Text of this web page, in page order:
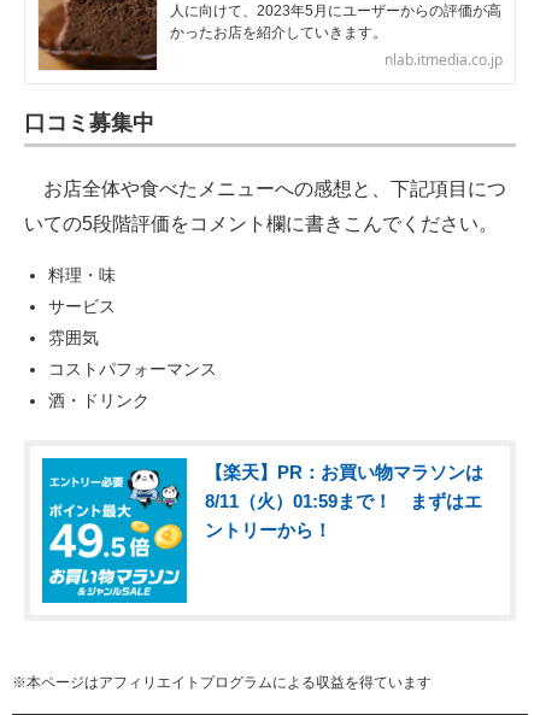
人に向けて、2023年5月にユーザーからの評価が高
かったお店を紹介していきます。
nlab.itmedia.co.jp
口コミ募集中
お店全体や食べたメニューへの感想と、下記項目につ
いての5段階評価をコメント欄に書きこんでください。
料理・味
サービス
雰囲気
コストパフォーマンス
酒・ドリンク
【楽天】PR：お買い物マラソンは
8/11（火）01:59まで！ まずはエ
ントリーから！
※本ページはアフィリエイトプログラムによる収益を得ています